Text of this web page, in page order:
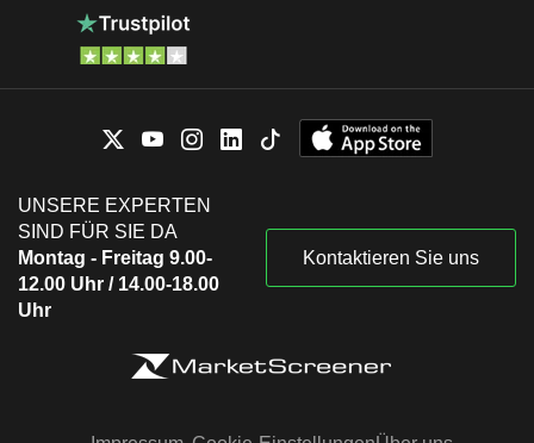
UNSERE EXPERTEN
SIND FÜR SIE DA
Montag - Freitag 9.00-
12.00 Uhr / 14.00-18.00
Uhr
Kontaktieren Sie uns